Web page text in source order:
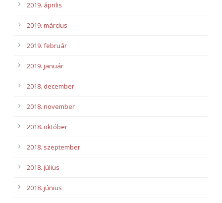
2019. április
2019. március
2019. február
2019. január
2018. december
2018. november
2018. október
2018. szeptember
2018. július
2018. június